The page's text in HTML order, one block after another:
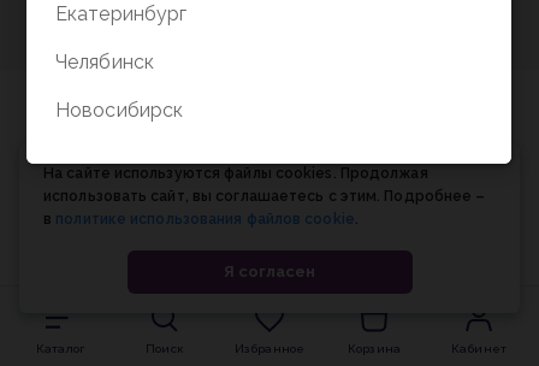
Каталог Поиск Избранное Корзина Кабинет
На сайте используются файлы cookies. Продолжая
использовать сайт, вы соглашаетесь с этим. Подробнее –
в политике использования файлов cookie.
Я согласен
Екатеринбург
Челябинск
Новосибирск